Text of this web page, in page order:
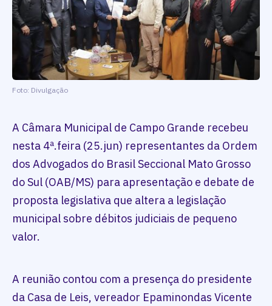
Foto: Divulgação
A Câmara Municipal de Campo Grande recebeu
nesta 4ª.feira (25.jun) representantes da Ordem
dos Advogados do Brasil Seccional Mato Grosso
do Sul (OAB/MS) para apresentação e debate de
proposta legislativa que altera a legislação
municipal sobre débitos judiciais de pequeno
valor.
A reunião contou com a presença do presidente
da Casa de Leis, vereador Epaminondas Vicente